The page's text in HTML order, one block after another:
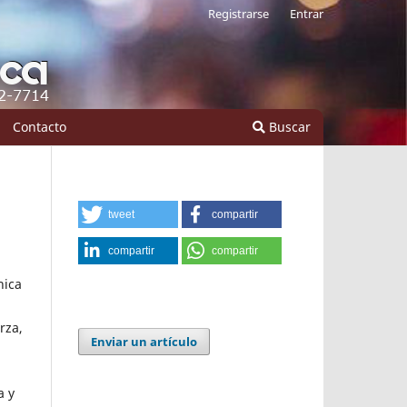
Contacto Buscar
Registrarse Entrar
y
tweet compartir
compartir compartir
Enviar un artículo